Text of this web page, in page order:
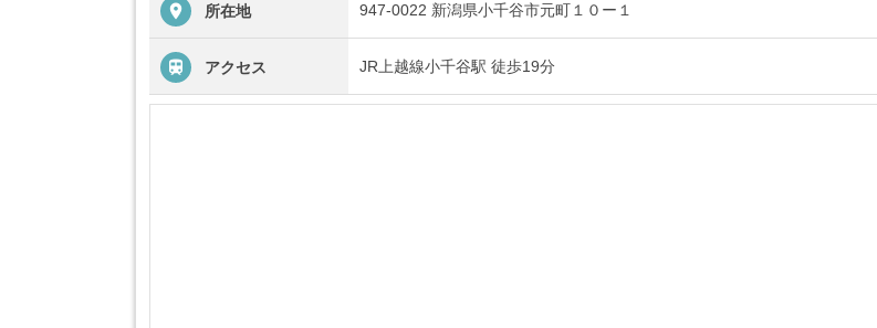
所在地 947-0022 新潟県小千谷市元町１０ー１
アクセス JR上越線小千谷駅 徒歩19分